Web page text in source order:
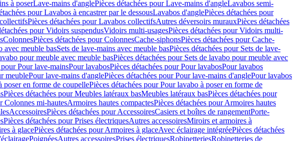
à poserLave-mains d'anglePièces détachées pour Lave-mains d'angleLavabos semi-
pour Lavabos à encastrer par le dessousLavabos d'anglePièces détachées pour
Pièces détachées pour Lavabos collectifsAutres déversoirs murauxPièces détachées
pour Vidoirs suspendusVidoirs multi-usagesPièces détachées pour Vidoirs multi-
ColonnesPièces détachées pour ColonnesCache-siphonsPièces détachées pour Cache-
avec meuble basSets de lave-mains avec meuble basPièces détachées pour Sets de lave-
pour meuble avec meuble basPièces détachées pour Sets de lavabo pour meuble avec
pour Pour lave-mainsPour lavabosPièces détachées pour Pour lavabosPour lavabos
meublePour lave-mains d'anglePièces détachées pour Pour lave-mains d'anglePour lavabos
poser en forme de coupellePièces détachées pour Pour lavabo à poser en forme de
Pièces détachées pour Meubles latéraux basMeubles latéraux basPièces détachées pour
Colonnes mi-hautesArmoires hautes compactesPièces détachées pour Armoires hautes
AccessoiresPièces détachées pour AccessoiresCasiers et boîtes de rangementPorte-
Pièces détachées pour Prises électriquesAutres accessoiresMiroirs et armoires à
à glacePièces détachées pour Armoires à glaceAvec éclairage intégréePièces détachées
PoignéesAutres accessoiresPrises électriquesRobinetteriesRobinetteries de